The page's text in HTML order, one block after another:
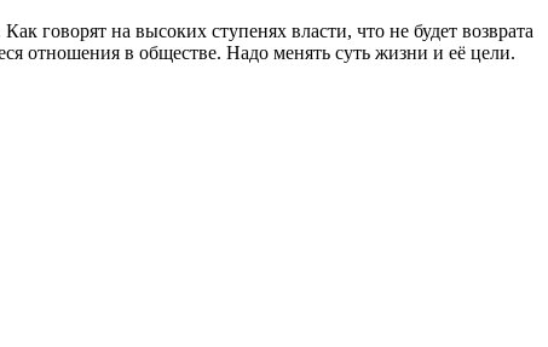
говорят на высоких ступенях власти, что не будет возврата
отношения в обществе. Надо менять суть жизни и её цели.